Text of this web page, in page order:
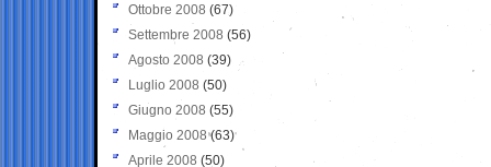
Ottobre 2008 (67)
Settembre 2008 (56)
Agosto 2008 (39)
Luglio 2008 (50)
Giugno 2008 (55)
Maggio 2008(63)
Aprile 2008 (50)